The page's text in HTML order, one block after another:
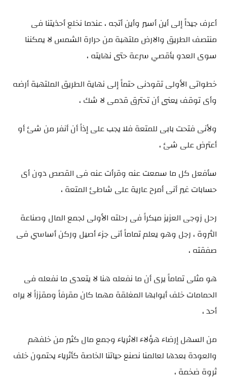
أعرف جيداً إلى أين أسير وأين أتجه ، عندما نخلع أحذيتنا فى
منتصف الطريق والارض ملتهبة من حرارة الشمس لا يمكننا
سوى العدو بأقصي سرعة حتى نهايته ،
خطواتى الأولى تقودنى حتماً إلى نهاية الطريق الملتهبة أرضه
وأى توقف يعنى أن تحترق قدمى لا شك ،
ولأنى فتحت بابى للمتعة فلا يجب على إذاً أن أنفر من شئ أو
أعترض على شئ ،
سأفعل كل ما سمعت عنه وقرأت عنه فى القصص دون أى
حسابات غير أنى أمرح عارية على شاطئ المتعة ،
رحل زوجى العزيز مبكراً فى رحلته الأولى لجمع المال وصناعة
الثروة ، رجل وهو يعلم تماماً أنى جزء أصيل وركن أساسي فى
صفقته ،
هو مثلى تماماً يرى أن ما نفعله هنا لا يتعدى ما نفعله فى
الحمامات خلف أبوابها المغلقة مهما كان مقرفاً ومقززاً لا يراه
أحد ،
من السهل إرضاء هؤلاء الاثرياء وجمع مال كثير من خلفهم
والعودة بعدها لعالمنا نصنع حياتنا الخاصة كأثرياء يحتمون خلف
ثروة ضخمة ،